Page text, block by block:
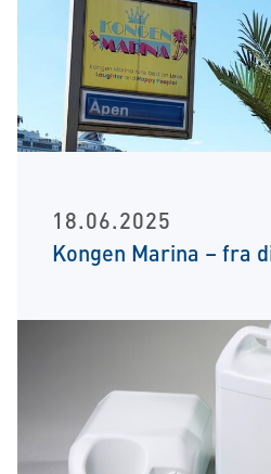
18.06.2025
Kongen Marina – fra